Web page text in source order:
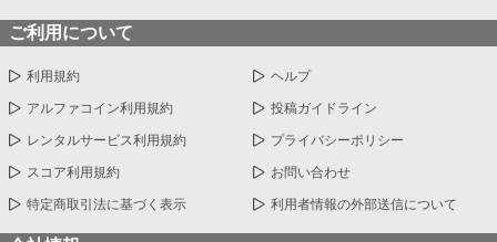
ご利用について
利用規約 ヘルプ
アルファコイン利用規約 投稿ガイドライン
レンタルサービス利用規約 プライバシーポリシー
スコア利用規約 お問い合わせ
特定商取引法に基づく表示 利用者情報の外部送信について